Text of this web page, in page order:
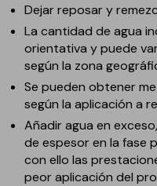
Dejar reposar y
La cantidad de agua
orientativa y puede
según la zona
Se pueden obtener
según la aplicación a
Añadir agua en
de espesor en la fase
con ello las
peor aplicación del